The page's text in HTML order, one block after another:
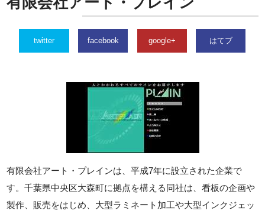
twitter facebook google+ はてブ
有限会社アート・プレインは、平成7年に設立された企業で
す。千葉県中央区大森町に拠点を構える同社は、看板の企画や
製作、販売をはじめ、大型ラミネート加工や大型インクジェッ